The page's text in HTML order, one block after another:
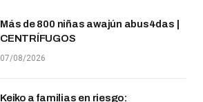
Más de 800 niñas awajún abus4das |
CENTRÍFUGOS
07/08/2026
Keiko a familias en riesgo: